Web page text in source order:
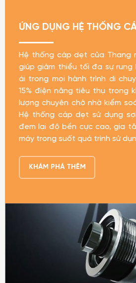
ỨNG DỤNG HỆ THỐNG
Hệ thống cáp dẹt của Thang
giúp giảm thiểu tối đa sự rung
ái trong mọi hành trình di
15% điện năng tiêu thụ trong
lượng chuyên chở nhờ kiểm
Hệ thống cáp dẹt sử dụng
đem lại độ bền cực cao, gia
máy trong suốt quá trình sử
KHÁM PHÁ THÊM